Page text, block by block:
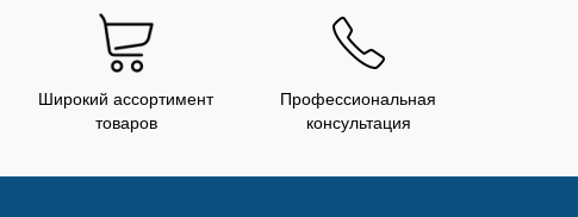
Широкий ассортимент
товаров
Профессиональная
консультация